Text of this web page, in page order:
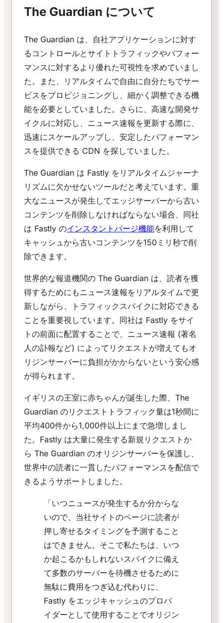
The Guardian について
The Guardian は、自社アプリケーションに対す
るコントロールとサイトトラフィックやパフォー
マンスに対するより優れた可視性を求めていまし
た。また、リアルタイムで自由に自分たちでサー
ビスをプロビジョニングし、細かく調整できる機
能を必要としていました。さらに、高速な開発サ
イクルに対応し、ニュース速報を更新する際に、
迅速にスケールアップし、安定したパフォーマン
スを提供できる CDN を探していました。
The Guardian は Fastly をリアルタイムジャーナ
リズムに欠かせないツールだと考えています。重
大なニュースが発生してエッジサーバーから古い
コンテンツを削除しなければならない場合、同社
は Fastly のインスタントパージ機能を利用して
キャッシュから古いコンテンツを150ミリ秒で削
除できます。
世界的な報道機関の The Guardian は、読者を獲
得するためにもニュース速報をリアルタイムで更
新しながら、トラフィックスパイクに対応できる
ことを重要視しています。同社は Fastly をサイ
トの前面に配置することで、ニュース速報 (著名
人の訃報など) によってリクエストが増えてもオ
リジンサーバーに負担がかからないという安心感
が得られます。
イギリスの王室に赤ちゃんが誕生した際、The
Guardian のリクエストトラフィック量は1秒間に
平均400件から1,000件以上にまで急増しまし
た。Fastly は大量に発生する新規リクエストか
ら The Guardian のオリジンサーバーを保護し、
世界中の読者に一貫したパフォーマンスを配信で
きるようサポートしました。
「いつニュースが発生するか分からな
いので、当社サイトのページに読者が
押し寄せるタイミングを予測すること
はできません。そこで私たちは、いつ
か起こるかもしれないスパイクに備え
て多数のサーバーを待機させるために
無駄に費用をつぎ込む代わりに、
Fastly をエッジキャッシュのプロバ
イダーとして使用することでオリジン